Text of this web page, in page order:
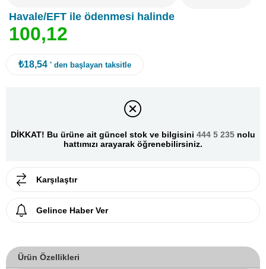
Havale/EFT ile ödenmesi halinde
100,12
₺18,54 ' den başlayan taksitle
DİKKAT! Bu ürüne ait güncel stok ve bilgisini 444 5 235 nolu
hattımızı arayarak öğrenebilirsiniz.
Karşılaştır
Gelince Haber Ver
Ürün Özellikleri